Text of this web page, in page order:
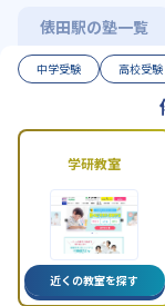
俵田駅の塾一覧
中学受験 高校受験
学研教室
近くの教室を探す